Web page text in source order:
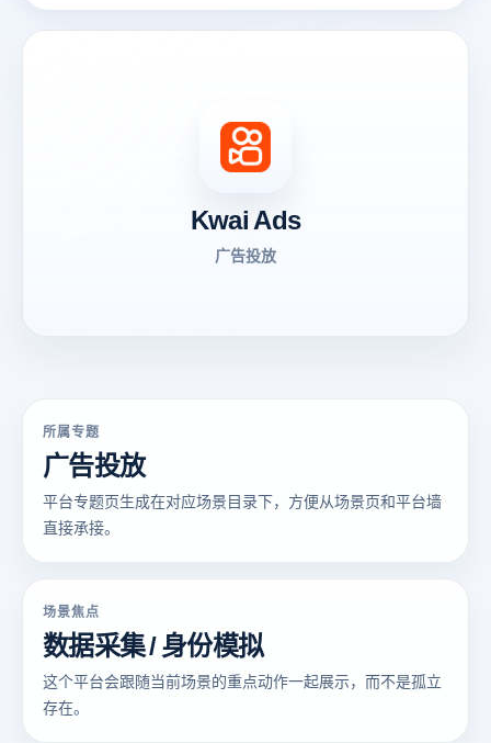
Kwai Ads
广告投放
所属专题
广告投放
平台专题页生成在对应场景目录下，方便从场景页和平台墙
直接承接。
场景焦点
数据采集 / 身份模拟
这个平台会跟随当前场景的重点动作一起展示，而不是孤立
存在。